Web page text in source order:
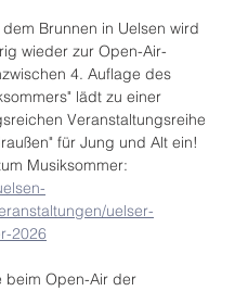
Brunnen in Uelsen wird
wieder zur Open-Air-
4. Auflage des
lädt zu einer
Veranstaltungsreihe
für Jung und Alt ein!
Musiksommer:
uelser-
2026
beim Open-Air der